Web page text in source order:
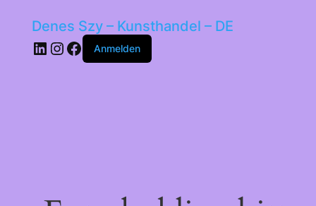
Denes Szy – Kunsthandel – DE
LinkedIn
Instagram
Facebook
Anmelden